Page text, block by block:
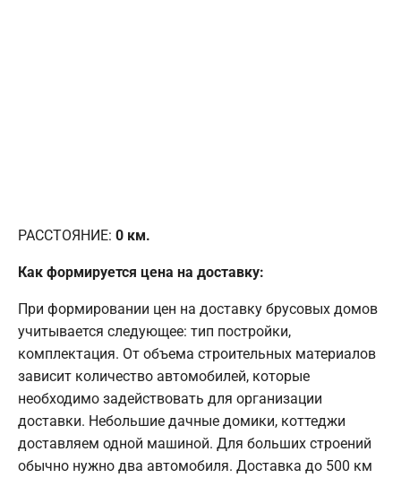
РАССТОЯНИЕ: 0 км.
Как формируется цена на доставку:
При формировании цен на доставку брусовых домов
учитывается следующее: тип постройки,
комплектация. От объема строительных материалов
зависит количество автомобилей, которые
необходимо задействовать для организации
доставки. Небольшие дачные домики, коттеджи
доставляем одной машиной. Для больших строений
обычно нужно два автомобиля. Доставка до 500 км